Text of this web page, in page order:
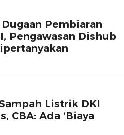
Pembiaran
Pengawasan Dishub
Listrik DKI
CBA: Ada ‘Biaya